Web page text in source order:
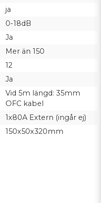
ja
0-18dB
Ja
Mer än 150
12
Ja
Vid 5m längd: 35mm
OFC kabel
1x80A Extern (ingår ej)
150x50x320mm